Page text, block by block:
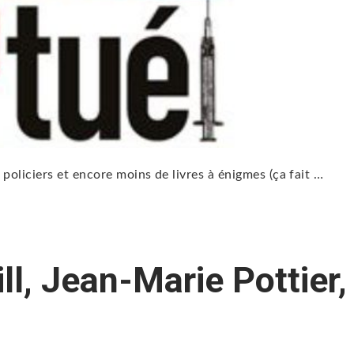
et encore moins de livres à énigmes (ça fait …
Jean-Marie Pottier,